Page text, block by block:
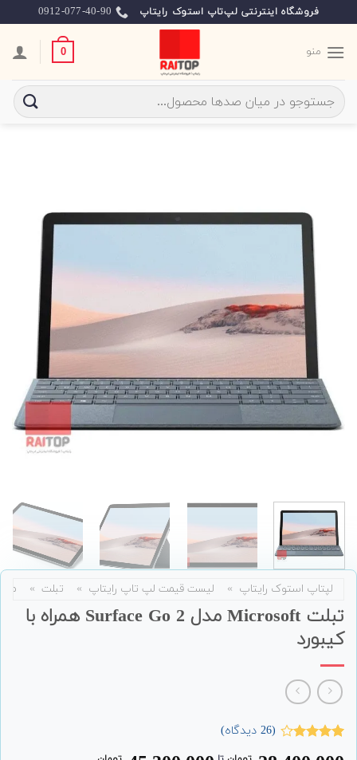
to
content
فروشگاه اینترنتی لپ‌تاپ استوک رایتاپ 0912-077-40-90
منو 0
جستجو
برای:
لپتاپ استوک رایتاپ » لیست قیمت لپ تاپ رایتاپ » تبلت »
تبلت Microsoft مدل Surface Go 2 همراه با
کیبورد
(
26دیدگاه)